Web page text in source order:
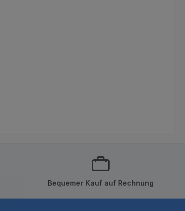
Bequemer Kauf auf Rechnung